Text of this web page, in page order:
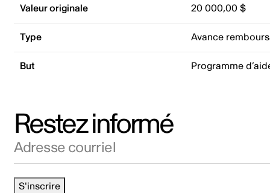
Valeur originale 20 000,00 $
Type Avance
But Programme
Restez informé
S'inscrire